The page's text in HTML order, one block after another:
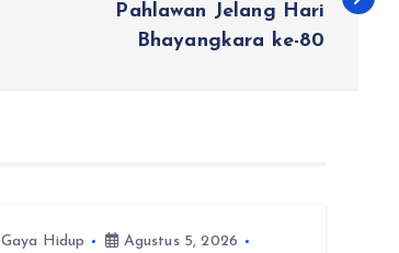
Pahlawan Jelang Hari
Bhayangkara ke-80
Gaya Hidup
Agustus 5, 2026